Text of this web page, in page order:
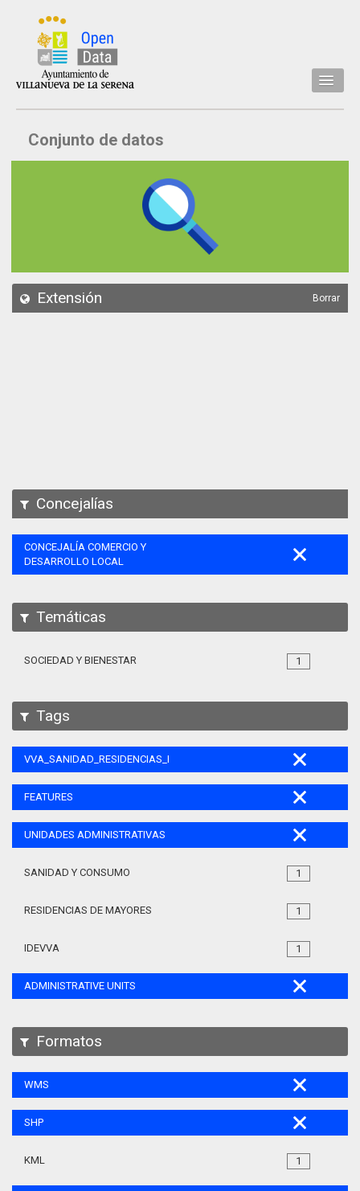
Inicio
Datos
API
Conjunto de datos
Extensión Borrar
Concejalías
CONCEJALÍA COMERCIO Y
DESARROLLO LOCAL
Temáticas
1
SOCIEDAD Y BIENESTAR
Tags
VVA_SANIDAD_RESIDENCIAS_MAYORES_105
FEATURES
UNIDADES ADMINISTRATIVAS
1
SANIDAD Y CONSUMO
1
RESIDENCIAS DE MAYORES
1
IDEVVA
ADMINISTRATIVE UNITS
Formatos
WMS
SHP
1
KML